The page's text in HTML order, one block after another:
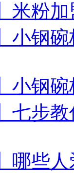
米粉
小钢
小钢
七步
哪些